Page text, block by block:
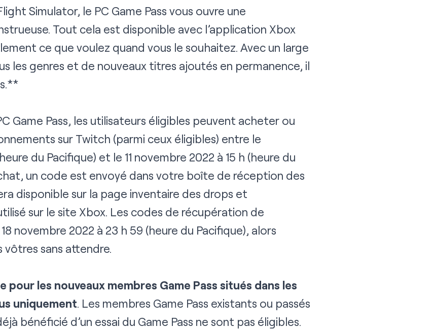
Simulator, le PC Game Pass vous ouvre une
Tout cela est disponible avec l’application Xbox
ce que voulez quand vous le souhaitez. Avec un large
les genres et de nouveaux titres ajoutés en permanence, il
Game Pass, les utilisateurs éligibles peuvent acheter ou
sur Twitch (parmi ceux éligibles) entre le
du Pacifique) et le 11 novembre 2022 à 15 h (heure du
un code est envoyé dans votre boîte de réception des
disponible sur la page inventaire des drops et
sur le site Xbox. Les codes de récupération de
novembre 2022 à 23 h 59 (heure du Pacifique), alors
vôtres sans attendre.
pour les nouveaux membres Game Pass situés dans les
uniquement. Les membres Game Pass existants ou passés
bénéficié d’un essai du Game Pass ne sont pas éligibles.